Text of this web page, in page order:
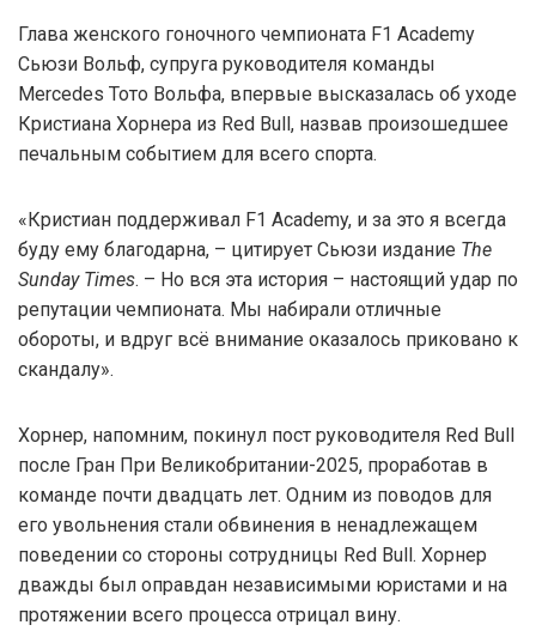
Глава женского гоночного чемпионата F1 Academy
Сьюзи Вольф, супруга руководителя команды
Mercedes Тото Вольфа, впервые высказалась об уходе
Кристиана Хорнера из Red Bull, назвав произошедшее
печальным событием для всего спорта.
«Кристиан поддерживал F1 Academy, и за это я всегда
буду ему благодарна, – цитирует Сьюзи издание The
Sunday Times. – Но вся эта история – настоящий удар по
репутации чемпионата. Мы набирали отличные
обороты, и вдруг всё внимание оказалось приковано к
скандалу».
Хорнер, напомним, покинул пост руководителя Red Bull
после Гран При Великобритании-2025, проработав в
команде почти двадцать лет. Одним из поводов для
его увольнения стали обвинения в ненадлежащем
поведении со стороны сотрудницы Red Bull. Хорнер
дважды был оправдан независимыми юристами и на
протяжении всего процесса отрицал вину.